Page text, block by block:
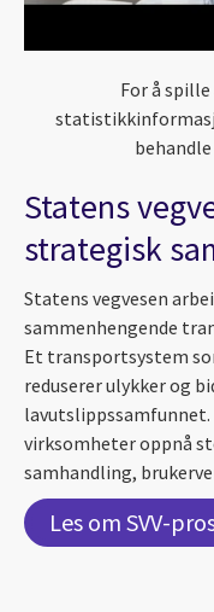
For å
Statens
strategisk
Statens vegvesen
sammenhengende
Et transportsystem
reduserer ulykker og
lavutslippssamfunnet.
virksomheter oppnå
samhandling,
Les om SVV-